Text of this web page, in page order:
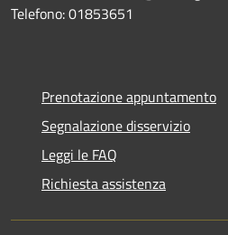
Telefono: 01853651
Prenotazione appuntamento
Segnalazione disservizio
Leggi le FAQ
Richiesta assistenza